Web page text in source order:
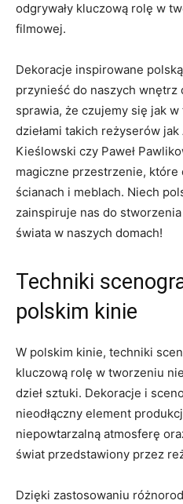
odgrywały kluczową⁢ rolę w
filmowej.
Dekoracje inspirowane
przynieść ⁢do naszych wnętrz
sprawia, że czujemy się jak
‌dziełami takich reżyserów
Kieślowski czy Paweł
magiczne przestrzenie, ⁤które
ścianach i meblach. Niech
zainspiruje nas do
świata w naszych domach!
Techniki
polskim‍ kinie
W polskim kinie, techniki
kluczową ​rolę w⁢ tworzeniu
dzieł sztuki. Dekoracje i
nieodłączny ​element
niepowtarzalną ‍atmosferę
świat przedstawiony przez
Dzięki zastosowaniu